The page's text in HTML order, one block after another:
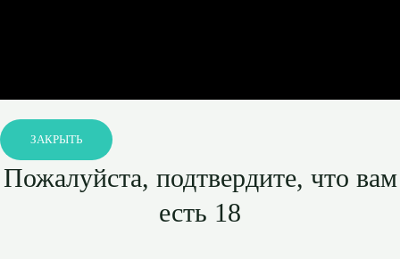
ЗАКРЫТЬ
Пожалуйста, подтвердите, что вам
есть 18